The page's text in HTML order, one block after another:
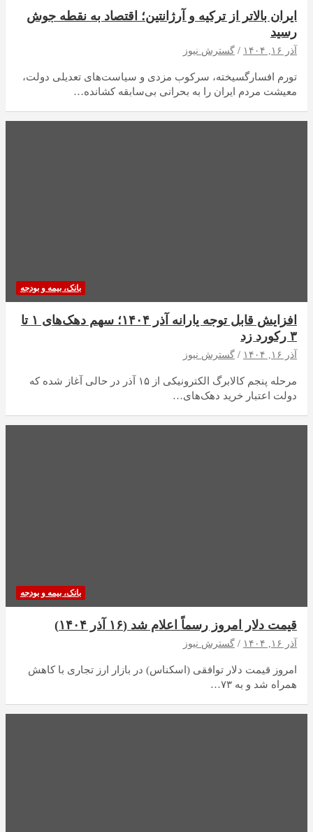
ایران بالاتر از ترکیه و آرژانتین؛ اقتصاد به نقطه جوش
رسید
آذر ۱۶, ۱۴۰۴ گسترش نیوز
تورم افسارگسیخته، سرکوب مزدی و سیاست‌های تعدیلی دولت،
معیشت مردم ایران را به بحرانی بی‌سابقه کشانده…
بانک، بیمه و بودجه
افزایش قابل توجه یارانه آذر ۱۴۰۴؛ سهم دهک‌های ۱ تا
۳ رکورد زد
آذر ۱۶, ۱۴۰۴ گسترش نیوز
مرحله پنجم کالابرگ الکترونیکی از ۱۵ آذر در حالی آغاز شده که
دولت اعتبار خرید دهک‌های…
بانک، بیمه و بودجه
قیمت دلار امروز رسماً اعلام شد (۱۶ آذر ۱۴۰۴)
آذر ۱۶, ۱۴۰۴ گسترش نیوز
امروز قیمت دلار توافقی (اسکناس) در بازار ارز تجاری با کاهش
همراه شد و به ۷۳…